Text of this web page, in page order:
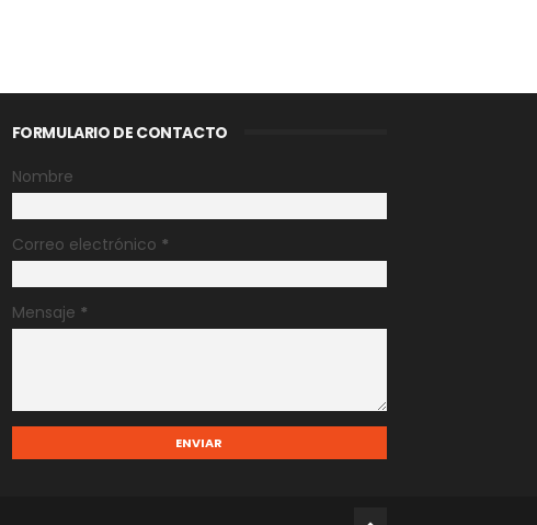
FORMULARIO DE CONTACTO
Nombre
Correo electrónico *
Mensaje *